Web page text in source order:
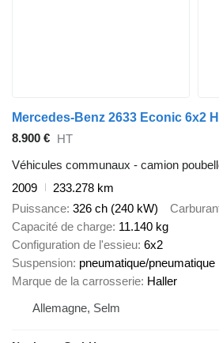
Mercedes-Benz 2633 Econic 6x2
8.900 € HT
Véhicules communaux - camion
2009
233.278 km
Puissance 326 ch (240 kW)
Capacité de charge 11.140 kg
Configuration de l'essieu 6x2
Suspension pneumatique/pneumatique
Marque de la carrosserie Haller
Allemagne, Selm